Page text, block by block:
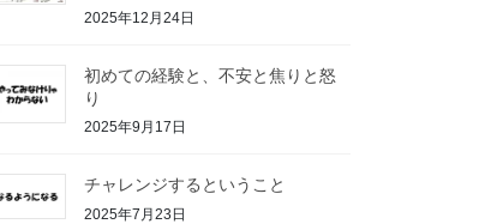
2025年12月24日
初めての経験と、不安と焦りと怒
り
2025年9月17日
チャレンジするということ
2025年7月23日